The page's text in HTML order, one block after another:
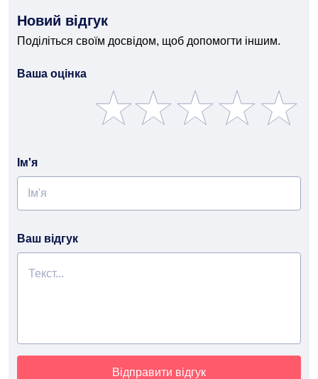
Новий відгук
Поділіться своїм досвідом, щоб допомогти іншим.
Ваша оцінка
Ім'я
Ваш відгук
Відправити відгук